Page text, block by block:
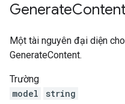
GenerateContent
Một tài nguyên đại diện
GenerateContent.
Trường
model
string